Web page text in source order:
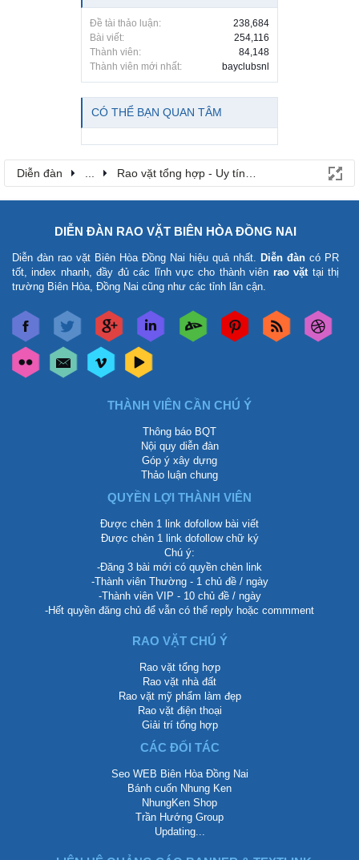
Đề tài thảo luận:
238,684
Bài viết:
254,116
Thành viên:
84,148
Thành viên mới nhất:
bayclubsnl
CÓ THỂ BẠN QUAN TÂM
Diễn đàn Rao vặt tổng hợp - Uy tín - Miễn phí
DIỄN ĐÀN RAO VẶT BIÊN HÒA ĐỒNG NAI
Diễn đàn rao vặt Biên Hòa Đồng Nai hiệu quả nhất. Diễn đàn có PR
tốt, index nhanh, đầy đủ các lĩnh vực cho thành viên rao vặttại thị
trường Biên Hòa, Đồng Nai cũng như các tỉnh lân cận.
THÀNH VIÊN CẦN CHÚ Ý
Thông báo BQT
Nội quy diễn đàn
Góp ý xây dựng
Thảo luận chung
QUYỀN LỢI THÀNH VIÊN
Được chèn 1 link dofollow bài viết
Được chèn 1 link dofollow chữ ký
Chú ý:
-Đăng 3 bài mới có quyền chèn link
-Thành viên Thường - 1 chủ đề / ngày
-Thành viên VIP - 10 chủ đề / ngày
-Hết quyền đăng chủ để vẫn có thể reply hoặc commment
RAO VẶT CHÚ Ý
Rao vặt tổng hợp
Rao vặt nhà đất
Rao vặt mỹ phẩm làm đẹp
Rao vặt điện thoại
Giải trí tổng hợp
CÁC ĐỐI TÁC
Seo WEB Biên Hòa Đồng Nai
Bánh cuốn Nhung Ken
NhungKen Shop
Trần Hướng Group
Updating...